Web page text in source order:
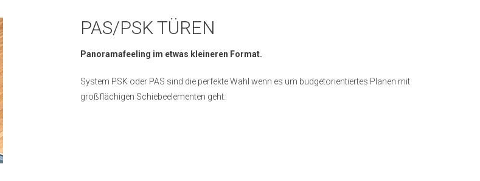
PAS/PSK TÜREN
Panoramafeeling im etwas kleineren Format.
System PSK oder PAS sind die perfekte Wahl wenn es um budgetorientiertes Planen mit
großflächigen Schiebeelementen geht.